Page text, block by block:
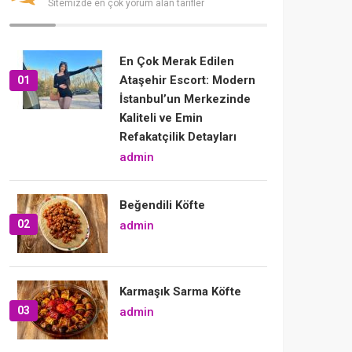
Sitemizde en çok yorum alan tarifler
01
En Çok Merak Edilen
Ataşehir Escort: Modern
İstanbul’un Merkezinde
Kaliteli ve Emin
Refakatçilik Detayları
admin
02
Beğendili Köfte
admin
03
Karmaşık Sarma Köfte
admin